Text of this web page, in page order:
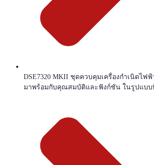
DSE7320 MKII ชุดควบคุมเครื่องกำเนิดไฟ
มาพร้อมกับคุณสมบัติและฟังก์ชัน ในรูปแบบ